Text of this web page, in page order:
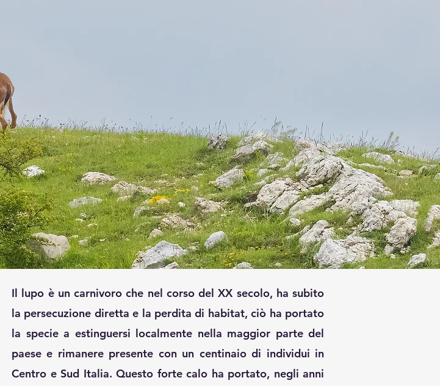
Il lupo è un carnivoro che nel corso del XX secolo, ha subito
la persecuzione diretta e la perdita di habitat, ciò ha portato
la specie a estinguersi localmente nella maggior parte del
paese e rimanere presente con un centinaio di individui in
Centro e Sud Italia. Questo forte calo ha portato, negli anni